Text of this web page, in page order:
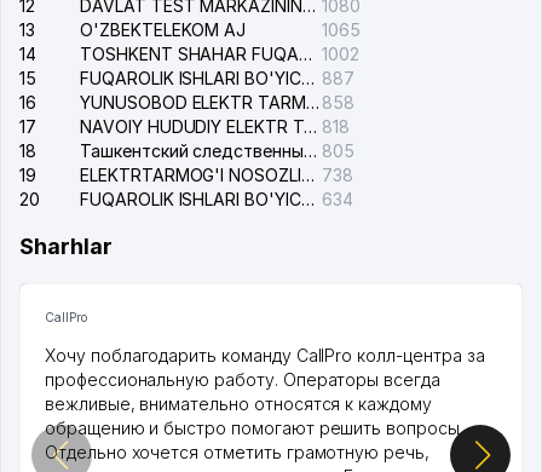
12
DAVLAT TEST MARKAZINING ISHONCH TELEFONLARI 1080
13
O'ZBEKTELEKOM AJ
1065
14
TOSHKENT SHAHAR FUQAROLIK ISHLARI BO'YICHA SUDI 1002
15
FUQAROLIK ISHLARI BO'YICHA YAKKASAROY TUMANLARARO SUDI 887
16
YUNUSOBOD ELEKTR TARMOG'I NOSOZLIKLARI XIZMATI 858
17
NAVOIY HUDUDIY ELEKTR TARMOQLARI KORXONASI AJ 818
18
Ташкентский следственный изолятор 805
19
ELEKTRTARMOG'I NOSOZLIKLARINI TO'ZATISH SERGELI XIZMATI 738
20
FUQAROLIK ISHLARI BO'YICHA UCH-TEPA TUMANI SUDI 634
Sharhlar
CallPro
Хочу поблагодарить команду CallPro колл-центра за
профессиональную работу. Операторы всегда
вежливые, внимательно относятся к каждому
обращению и быстро помогают решить вопросы.
Отдельно хочется отметить грамотную речь,